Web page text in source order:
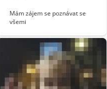
Mám zájem se poznávat se
všemi